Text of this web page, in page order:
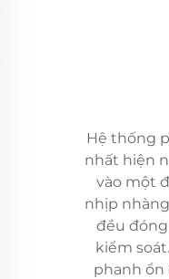
Hệ thống
nhất hiện
vào một
nhịp
đều
kiểm
phanh ổn